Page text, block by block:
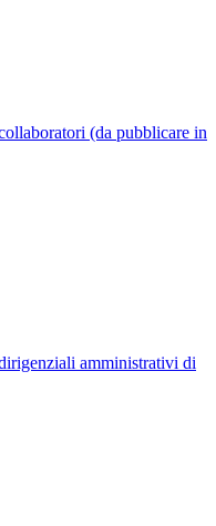
(da pubblicare in
amministrativi di